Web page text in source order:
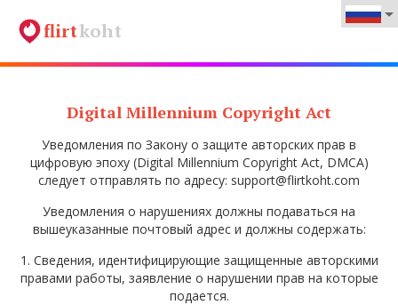
flirtkoht
Digital Millennium Copyright Act
Уведомления по Закону о защите авторских прав в
цифровую эпоху (Digital Millennium Copyright Act, DMCA)
следует отправлять по адресу: support@flirtkoht.com
Уведомления о нарушениях должны подаваться на
вышеуказанные почтовый адрес и должны содержать:
1. Сведения, идентифицирующие защищенные авторскими
правами работы, заявление о нарушении прав на которые
подается.